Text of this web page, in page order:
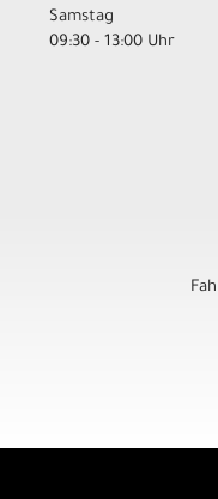
Samstag
09:30 - 13:00 Uhr